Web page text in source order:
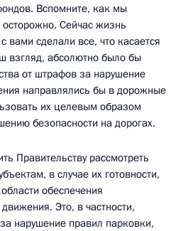
Вспомните, как мы
осторожно. Сейчас жизнь
вами сделали все, что касается
взгляд, абсолютно было бы
от штрафов за нарушение
направлялись бы в дорожные
их целевым образом
безопасности на дорогах.
Правительству рассмотреть
в случае их готовности,
обеспечения
Это, в частности,
нарушение правил парковки,